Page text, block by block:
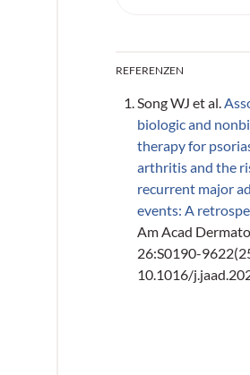
REFERENZEN
Song WJ et al.
biologic and
therapy for
arthritis and the
recurrent major
events: A
Am Acad
26:S0190-
10.1016/